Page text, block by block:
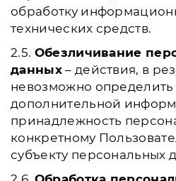
обработку
технических средств.
2.5. Обезличивание
данных– действия, в
невозможно определить
дополнительной
принадлежность
конкретному
субъекту персональных